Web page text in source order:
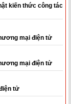
kiến thức công tác
mại điện tử
mại điện tử
tử